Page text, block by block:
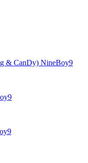
& CanDy) NineBoy9